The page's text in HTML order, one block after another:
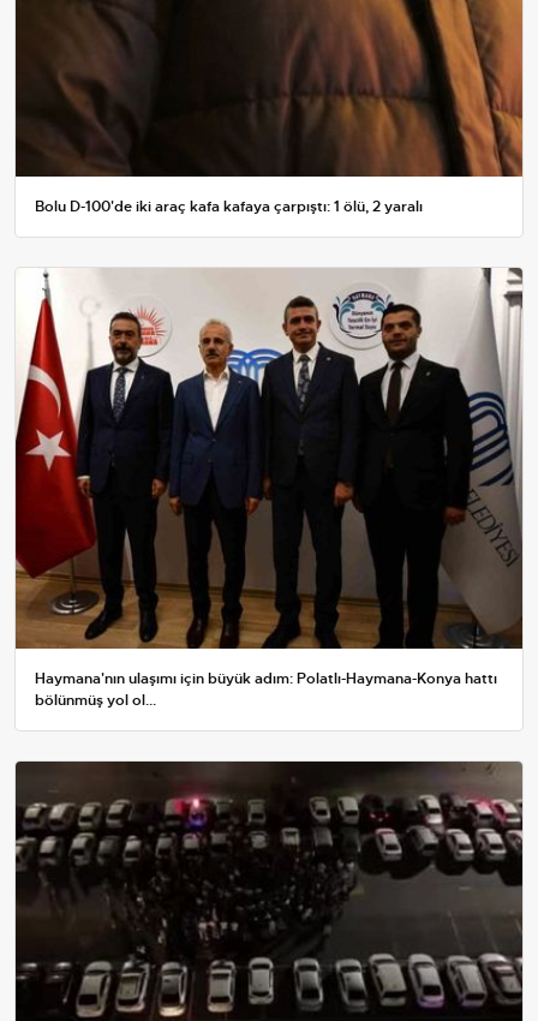
Bolu D-100'de iki araç kafa kafaya çarpıştı: 1 ölü, 2 yaralı
Haymana'nın ulaşımı için büyük adım: Polatlı-Haymana-Konya hattı
bölünmüş yol ol...